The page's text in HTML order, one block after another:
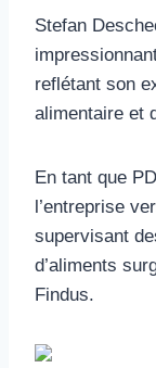
Stefan
reflétant son
alimentaire et
En tant que
l’entreprise
supervisant
d’aliments
Findus.